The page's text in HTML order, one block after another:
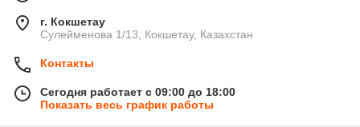
г. Кокшетау
Сулейменова 1/13, Кокшетау, Казахстан
Контакты
Сегодня работает с 09:00 до 18:00
Показать весь график работы